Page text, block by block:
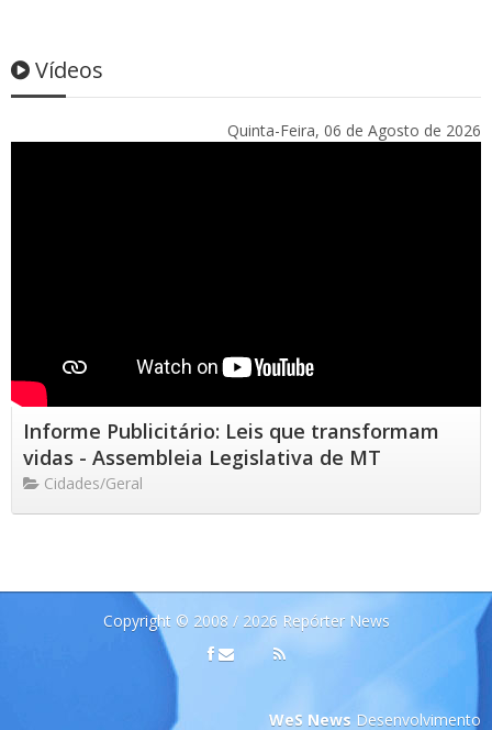
Vídeos
Quinta-Feira, 06 de Agosto de 2026
Informe Publicitário: Leis que transformam
vidas - Assembleia Legislativa de MT
Cidades/Geral
Copyright © 2008 / 2026 Repórter News
WeS News Desenvolvimento